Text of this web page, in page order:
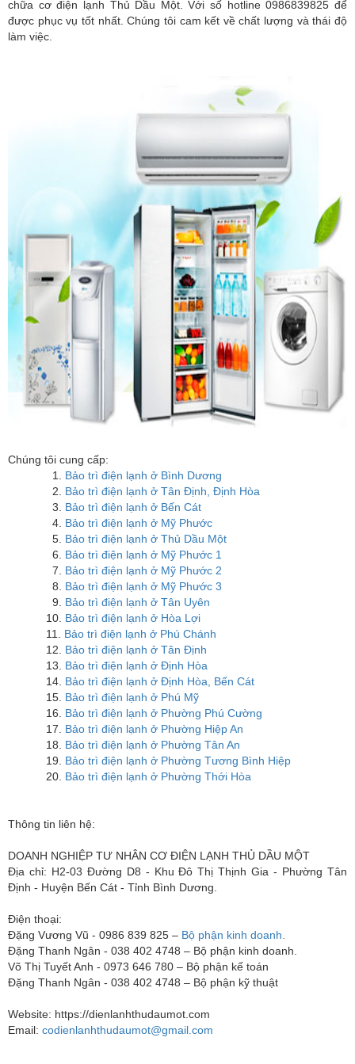
chữa cơ điện lạnh Thủ Dầu Một. Với số hotline 0986839825 để
được phục vụ tốt nhất. Chúng tôi cam kết về chất lượng và thái độ
làm việc.
Chúng tôi cung cấp:
1. Bảo trì điện lạnh ở Bình Dương
2. Bảo trì điện lạnh ở Tân Định, Định Hòa
3. Bảo trì điện lạnh ở Bến Cát
4. Bảo trì điện lạnh ở Mỹ Phước
5. Bảo trì điện lạnh ở Thủ Dầu Một
6. Bảo trì điện lạnh ở Mỹ Phước 1
7. Bảo trì điện lạnh ở Mỹ Phước 2
8. Bảo trì điện lạnh ở Mỹ Phước 3
9. Bảo trì điện lạnh ở Tân Uyên
10. Bảo trì điện lạnh ở Hòa Lợi
11. Bảo trì điện lạnh ở Phú Chánh
12. Bảo trì điện lạnh ở Tân Định
13. Bảo trì điện lạnh ở Định Hòa
14. Bảo trì điện lạnh ở Định Hòa, Bến Cát
15. Bảo trì điện lạnh ở Phú Mỹ
16. Bảo trì điện lạnh ở Phường Phú Cường
17. Bảo trì điện lạnh ở Phường Hiệp An
18. Bảo trì điện lạnh ở Phường Tân An
19. Bảo trì điện lạnh ở Phường Tương Bình Hiệp
20. Bảo trì điện lạnh ở Phường Thới Hòa
Thông tin liên hệ:
DOANH NGHIỆP TƯ NHÂN CƠ ĐIỆN LẠNH THỦ DẦU MỘT
Địa chỉ: H2-03 Đường D8 - Khu Đô Thị Thịnh Gia - Phường Tân
Định - Huyện Bến Cát - Tỉnh Bình Dương.
Điện thoại:
Đặng Vương Vũ - 0986 839 825 – Bộ phận kinh doanh.
Đặng Thanh Ngân - 038 402 4748 – Bộ phận kinh doanh.
Võ Thị Tuyết Anh - 0973 646 780 – Bộ phận kế toán
Đặng Thanh Ngân - 038 402 4748 – Bộ phận kỹ thuật
Website: https://dienlanhthudaumot.com
Email: codienlanhthudaumot@gmail.com